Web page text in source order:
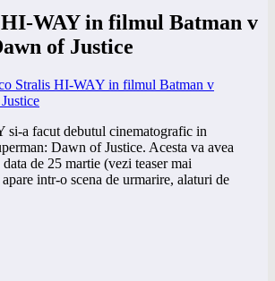
WAY in filmul Batman v
of Justice
si-a facut debutul cinematografic in
Dawn of Justice. Acesta va avea
de 25 martie (vezi teaser mai
intr-o scena de urmarire, alaturi de